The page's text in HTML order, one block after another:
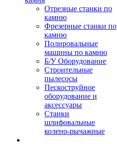
Отрезные станки по
камню
Фрезерные станки по
камню
Полировальные
машины по камню
Б/У Оборудование
Строительные
пылесосы
Пескоструйное
оборудование и
аксессуары
Станки
шлифовальные
колено-рычажные